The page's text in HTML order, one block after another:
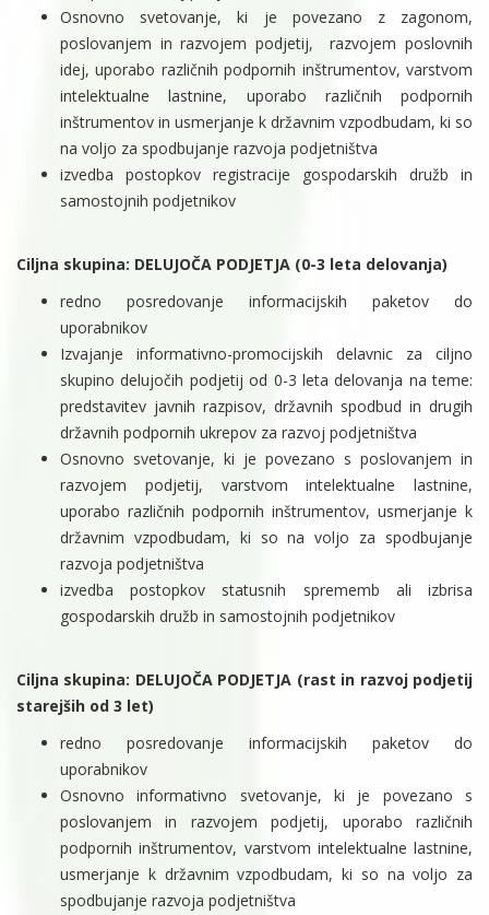
Osnovno svetovanje, ki je povezano z zagonom,
poslovanjem in razvojem podjetij, razvojem poslovnih
idej, uporabo različnih podpornih inštrumentov, varstvom
intelektualne lastnine, uporabo različnih podpornih
inštrumentov in usmerjanje k državnim vzpodbudam, ki so
na voljo za spodbujanje razvoja podjetništva
izvedba postopkov registracije gospodarskih družb in
samostojnih podjetnikov
Ciljna skupina: DELUJOČA PODJETJA (0-3 leta delovanja)
redno posredovanje informacijskih paketov do
uporabnikov
Izvajanje informativno-promocijskih delavnic za ciljno
skupino delujočih podjetij od 0-3 leta delovanja na teme:
predstavitev javnih razpisov, državnih spodbud in drugih
državnih podpornih ukrepov za razvoj podjetništva
Osnovno svetovanje, ki je povezano s poslovanjem in
razvojem podjetij, varstvom intelektualne lastnine,
uporabo različnih podpornih inštrumentov, usmerjanje k
državnim vzpodbudam, ki so na voljo za spodbujanje
razvoja podjetništva
izvedba postopkov statusnih sprememb ali izbrisa
gospodarskih družb in samostojnih podjetnikov
Ciljna skupina: DELUJOČA PODJETJA (rast in razvoj podjetij
starejših od 3 let)
redno posredovanje informacijskih paketov do
uporabnikov
Osnovno informativno svetovanje, ki je povezano s
poslovanjem in razvojem podjetij, uporabo različnih
podpornih inštrumentov, varstvom intelektualne lastnine,
usmerjanje k državnim vzpodbudam, ki so na voljo za
spodbujanje razvoja podjetništva